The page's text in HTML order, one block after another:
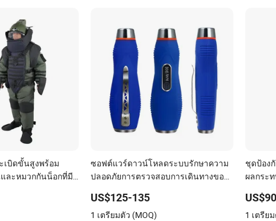
เบิดขั้นสูงพร้อม
ละหมวกกันน็อกที่มี
ซอฟต์แวร์ดาวน์โหลดระบบรักษาความ
ปลอดภัยการตรวจสอบการเดินทางของ
US$125-135
1 เตรียมตัว (MOQ)
ชุดป้อง
ผลกระ
1 เตรีย